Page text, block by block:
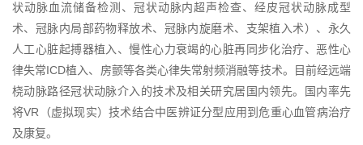
状动脉血流储备检测、冠状动脉内超声检查、经皮冠状动脉成型
术、冠脉内局部药物释放术、冠脉内旋磨术、支架植入术）、永久
人工心脏起搏器植入、慢性心力衰竭的心脏再同步化治疗、恶性心
律失常ICD植入、房颤等各类心律失常射频消融等技术。目前经远端
桡动脉路径冠状动脉介入的技术及相关研究居国内领先。国内率先
将VR（虚拟现实）技术结合中医辨证分型应用到危重心血管病治疗
及康复。